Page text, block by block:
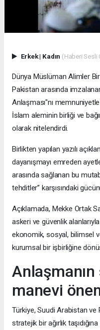
Erkek| Kadın (Haberi Sesli
Dünya Müslüman Alimler
Pakistan arasında
Anlaşması"nı memnuniyetle
İslam aleminin birliği ve
olarak nitelendirdi.
Birlikten yapılan yazılı
dayanışmayı emreden
arasında sağlanan bu
tehditler” karşısındaki
Açıklamada, Mekke Ortak
askeri ve güvenlik
ekonomik, sosyal, bilimsel
kurumsal bir işbirliğine
manevi
Türkiye, Suudi Arabistan ve
stratejik bir ağırlık